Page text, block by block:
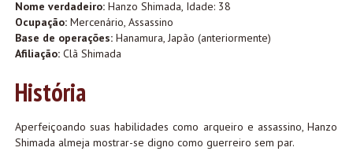
Nome verdadeiro: Hanzo Shimada, Idade: 38
Ocupação: Mercenário, Assassino
Base de operações: Hanamura, Japão (anteriormente)
Afiliação: Clã Shimada
História
Aperfeiçoando suas habilidades como arqueiro e assassino, Hanzo
Shimada almeja mostrar-se digno como guerreiro sem par.